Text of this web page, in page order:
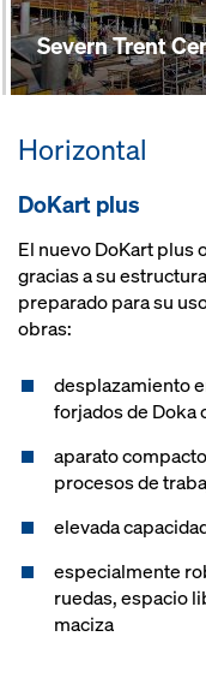
Severn Trent
Horizontal
DoKart plus
El nuevo DoKart plus
gracias a su
preparado para su
obras:
desplazamiento
forjados de Doka
aparato
procesos de
elevada
especialmente
ruedas, espacio
maciza